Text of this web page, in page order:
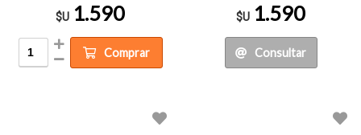
$U 1.590
Comprar
$U 1.590
Consultar